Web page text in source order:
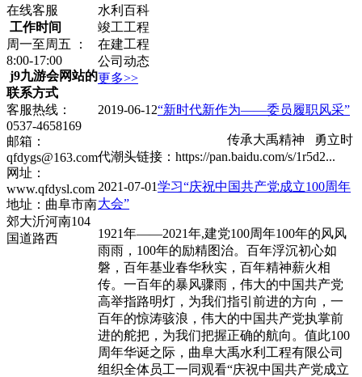
在线客服
工作时间
周一至周五 ：
8:00-17:00
j9九游会网站的
联系方式
客服热线：
0537-4658169
邮箱：
qfdygs@163.com
网址：
www.qfdysl.com
地址：曲阜市南
郊大沂河南104
国道路西
水利百科
竣工工程
在建工程
公司动态
更多>>
2019-06-12“新时代新作为——委员履职风采”
传承大禹精神 勇立时
代潮头链接：https://pan.baidu.com/s/1r5d2...
2021-07-01学习“庆祝中国共产党成立100周年
大会”
1921年——2021年,建党100周年100年的风风
雨雨，100年的励精图治。百年浮沉初心如
磐，百年基业春华秋实，百年精神薪火相
传。一百年的暴风骤雨，伟大的中国共产党
高举指路明灯，为我们指引前进的方向，一
百年的惊涛骇浪，伟大的中国共产党执掌前
进的舵把，为我们把握正确的航向。值此100
周年华诞之际，曲阜大禹水利工程有限公司
组织全体员工一同观看“庆祝中国共产党成立